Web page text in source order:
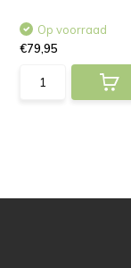
Op voorraad
€79,95